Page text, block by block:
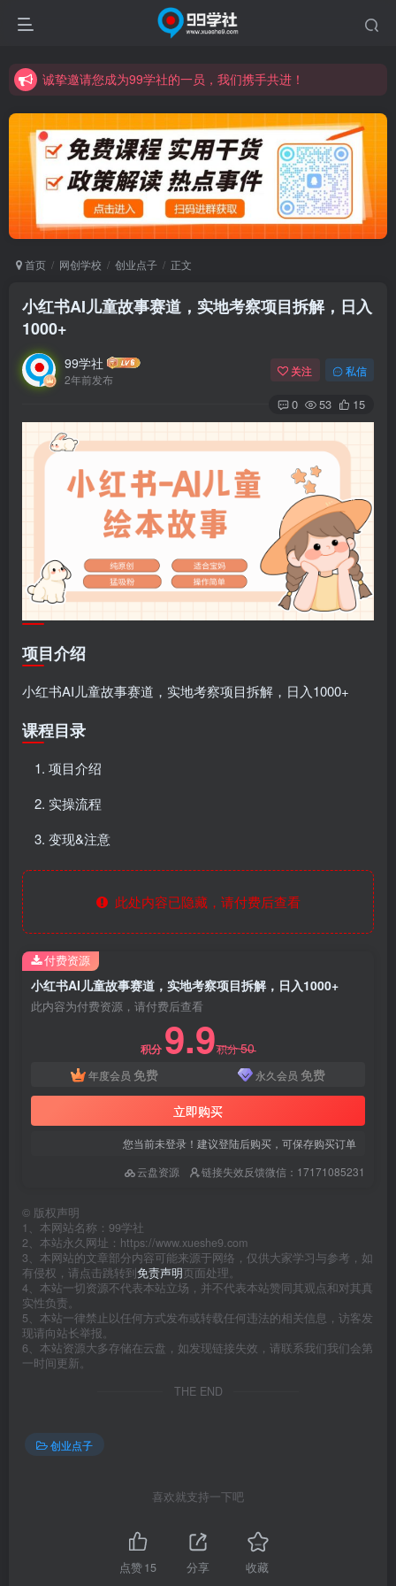
诚挚邀请您成为99学社的一员，我们携手共进！
诚挚邀请您成为99学社的一员，我们携手共进！
学习路上不孤独，99学社与你同行！分享全网优质VIP资源，炒股教程、创业教程、网络营销教程、自媒体短视频教程等，长期更新各大精品创业项目！
首页 网创学校 创业点子 正文
小红书AI儿童故事赛道，实地考察项目拆解，日入
1000+
99学社
2年前发布
关注 私信
0 53 15
项目介绍
小红书AI儿童故事赛道，实地考察项目拆解，日入1000+
课程目录
项目介绍
实操流程
变现&注意
此处内容已隐藏，请付费后查看
小红书AI儿童故事赛道，实地考察项目拆解，日入1000+
此内容为付费资源，请付费后查看
积分 9.9积分50
年度会员 免费 永久会员 免费
立即购买
您当前未登录！建议登陆后购买，可保存购买订单
云盘资源
链接失效反馈微信：17171085231
付费资源
© 版权声明
1、本网站名称：99学社
2、本站永久网址：https://www.xueshe9.com
3、本网站的文章部分内容可能来源于网络，仅供大家学习与参考，如
有侵权，请点击跳转到免责声明页面处理。
4、本站一切资源不代表本站立场，并不代表本站赞同其观点和对其真
实性负责。
5、本站一律禁止以任何方式发布或转载任何违法的相关信息，访客发
现请向站长举报。
6、本站资源大多存储在云盘，如发现链接失效，请联系我们我们会第
一时间更新。
THE END
创业点子
喜欢就支持一下吧
点赞15 分享 收藏